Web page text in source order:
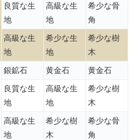
良質な生
地
高級な生
地
希少な骨
角
高級な生
地
希少な生
地
希少な樹
木
銀鉱石 黄金石
黄金石
良質な生
地
高級な生
地
希少な樹
木
高級な生
地
希少な樹
木
希少な骨
角